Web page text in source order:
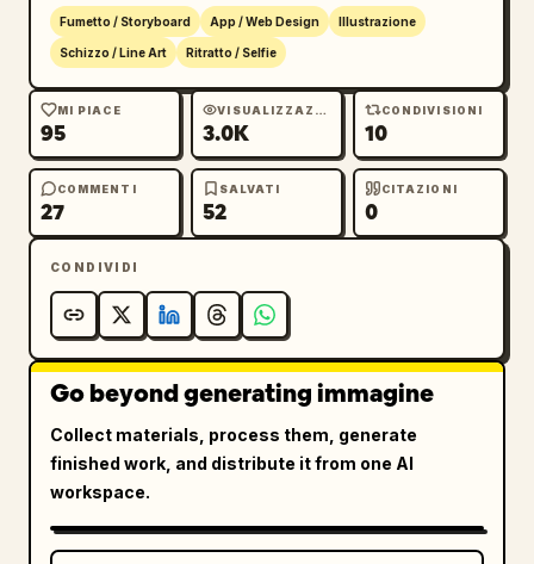
Fumetto / Storyboard App / Web Design Illustrazione
Schizzo / Line Art Ritratto / Selfie
MI PIACE
95
VISUALIZZAZIONI
3.0K
CONDIVISIONI
10
COMMENTI
27
SALVATI
52
CITAZIONI
0
CONDIVIDI
Go beyond generating immagine
Collect materials, process them, generate
finished work, and distribute it from one AI
workspace.